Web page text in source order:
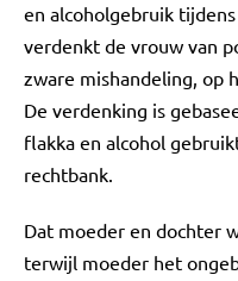
en alcoholgebruik
verdenkt de vrouw van
zware mishandeling, op
De verdenking is
flakka en alcohol
rechtbank.
Dat moeder en dochter
terwijl moeder het